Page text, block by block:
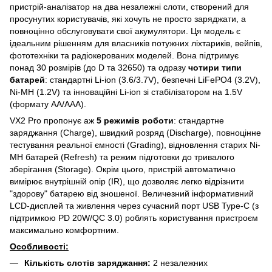
пристрій-аналізатор на два незалежні слоти, створений для
просунутих користувачів, які хочуть не просто заряджати, а
повноцінно обслуговувати свої акумулятори. Ця модель є
ідеальним рішенням для власників потужних ліхтариків, вейпів,
фототехніки та радіокерованих моделей. Вона підтримує
понад 30 розмірів (до D та 32650) та одразу чотири типи
батарей: стандартні Li-ion (3.6/3.7V), безпечні LiFePO4 (3.2V),
Ni-MH (1.2V) та інноваційні Li-ion зі стабілізатором на 1.5V
(формату AA/AAA).
VX2 Pro пропонує аж 5 режимів роботи: стандартне
заряджання (Charge), швидкий розряд (Discharge), повноцінне
тестування реальної ємності (Grading), відновлення старих Ni-
MH батарей (Refresh) та режим підготовки до тривалого
зберігання (Storage). Окрім цього, пристрій автоматично
вимірює внутрішній опір (IR), що дозволяє легко відрізнити
"здорову" батарею від зношеної. Величезний інформативний
LCD-дисплей та живлення через сучасний порт USB Type-C (з
підтримкою PD 20W/QC 3.0) роблять користування пристроєм
максимально комфортним.
Особливості:
Кількість слотів заряджання: 2 незалежних